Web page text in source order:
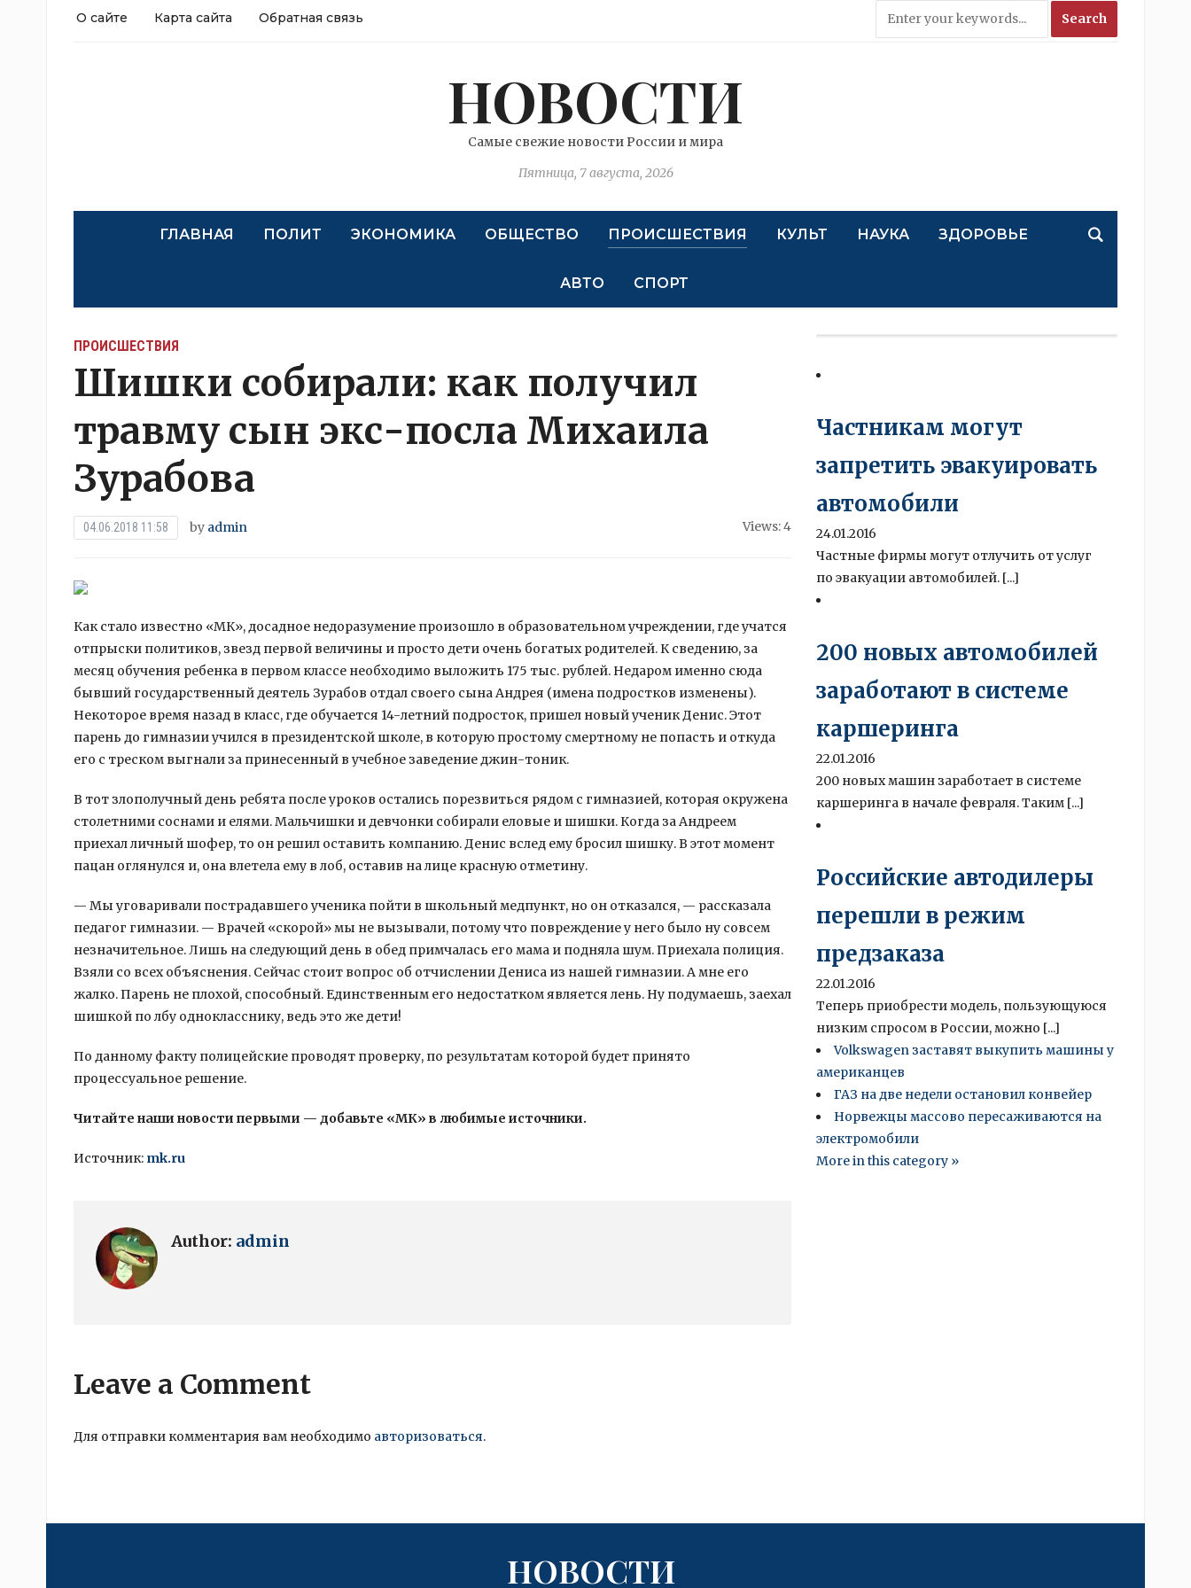
О сайте Карта сайта Обратная связь
НОВОСТИ
Самые свежие новости России и мира
Пятница, 7 августа, 2026
ГЛАВНАЯ ПОЛИТ ЭКОНОМИКА ОБЩЕСТВО ПРОИСШЕСТВИЯ КУЛЬТ НАУКА ЗДОРОВЬЕ
АВТО СПОРТ
ПРОИСШЕСТВИЯ
Шишки собирали: как получил
травму сын экс-посла Михаила
Зурабова
04.06.2018 11:58 by admin Views: 4
Как стало известно «МК», досадное недоразумение произошло в образовательном учреждении, где учатся
отпрыски политиков, звезд первой величины и просто дети очень богатых родителей. К сведению, за
месяц обучения ребенка в первом классе необходимо выложить 175 тыс. рублей. Недаром именно сюда
бывший государственный деятель Зурабов отдал своего сына Андрея (имена подростков изменены).
Некоторое время назад в класс, где обучается 14-летний подросток, пришел новый ученик Денис. Этот
парень до гимназии учился в президентской школе, в которую простому смертному не попасть и откуда
его с треском выгнали за принесенный в учебное заведение джин-тоник.
В тот злополучный день ребята после уроков остались порезвиться рядом с гимназией, которая окружена
столетними соснами и елями. Мальчишки и девчонки собирали еловые и шишки. Когда за Андреем
приехал личный шофер, то он решил оставить компанию. Денис вслед ему бросил шишку. В этот момент
пацан оглянулся и, она влетела ему в лоб, оставив на лице красную отметину.
— Мы уговаривали пострадавшего ученика пойти в школьный медпункт, но он отказался, — рассказала
педагог гимназии. — Врачей «скорой» мы не вызывали, потому что повреждение у него было ну совсем
незначительное. Лишь на следующий день в обед примчалась его мама и подняла шум. Приехала полиция.
Взяли со всех объяснения. Сейчас стоит вопрос об отчислении Дениса из нашей гимназии. А мне его
жалко. Парень не плохой, способный. Единственным его недостатком является лень. Ну подумаешь, заехал
шишкой по лбу однокласснику, ведь это же дети!
По данному факту полицейские проводят проверку, по результатам которой будет принято
процессуальное решение.
Читайте наши новости первыми — добавьте «МК» в любимые источники.
Источник: mk.ru
Author: admin
Leave a Comment
Для отправки комментария вам необходимо авторизоваться.
Частникам могут
запретить эвакуировать
автомобили
24.01.2016
Частные фирмы могут отлучить от услуг
по эвакуации автомобилей. [...]
200 новых автомобилей
заработают в системе
каршеринга
22.01.2016
200 новых машин заработает в системе
каршеринга в начале февраля. Таким [...]
Российские автодилеры
перешли в режим
предзаказа
22.01.2016
Теперь приобрести модель, пользующуюся
низким спросом в России, можно [...]
Volkswagen заставят выкупить машины у
американцев
ГАЗ на две недели остановил конвейер
Норвежцы массово пересаживаются на
электромобили
More in this category »
НОВОСТИ